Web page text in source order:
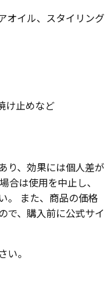
オイル、スタイリング
け止めなど
り、効果には個人差が
合は使用を中止し、
。 また、商品の価格
で、購入前に公式サイ
い。